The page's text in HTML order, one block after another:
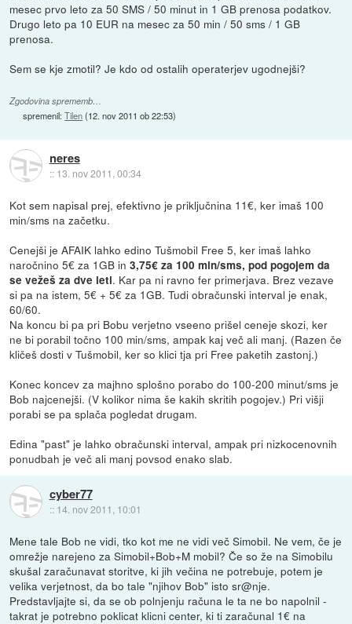
mesec prvo leto za 50 SMS / 50 minut in 1 GB prenosa podatkov.
Drugo leto pa 10 EUR na mesec za 50 min / 50 sms / 1 GB
prenosa.
Sem se kje zmotil? Je kdo od ostalih operaterjev ugodnejši?
Zgodovina sprememb…
spremenil:Tilen(12. nov 2011 ob 22:53)
neres
:: 13. nov 2011, 00:34
Kot sem napisal prej, efektivno je priključnina 11€, ker imaš 100
min/sms na začetku.
Cenejši je AFAIK lahko edino Tušmobil Free 5, ker imaš lahko
naročnino 5€ za 1GB in3,75€ za 100 min/sms, pod pogojem da
se vežeš za dve leti. Kar pa ni ravno fer primerjava. Brez vezave
si pa na istem, 5€ + 5€ za 1GB. Tudi obračunski interval je enak,
60/60.
Na koncu bi pa pri Bobu verjetno vseeno prišel ceneje skozi, ker
ne bi porabil točno 100 min/sms, ampak kaj več ali manj. (Razen če
kličeš dosti v Tušmobil, ker so klici tja pri Free paketih zastonj.)
Konec koncev za majhno splošno porabo do 100-200 minut/sms je
Bob najcenejši. (V kolikor nima še kakih skritih pogojev.) Pri višji
porabi se pa splača pogledat drugam.
Edina "past" je lahko obračunski interval, ampak pri nizkocenovnih
ponudbah je več ali manj povsod enako slab.
cyber77
:: 14. nov 2011, 10:01
Mene tale Bob ne vidi, tko kot me ne vidi več Simobil. Ne vem, če je
omrežje narejeno za Simobil+Bob+M mobil? Če so že na Simobilu
skušal zaračunavat storitve, ki jih večina ne potrebuje, potem je
velika verjetnost, da bo tale "njihov Bob" isto sr@nje.
Predstavljajte si, da se ob polnjenju računa le ta ne bo napolnil -
takrat je potrebno poklicat klicni center, ki ti zaračunal 1€ na